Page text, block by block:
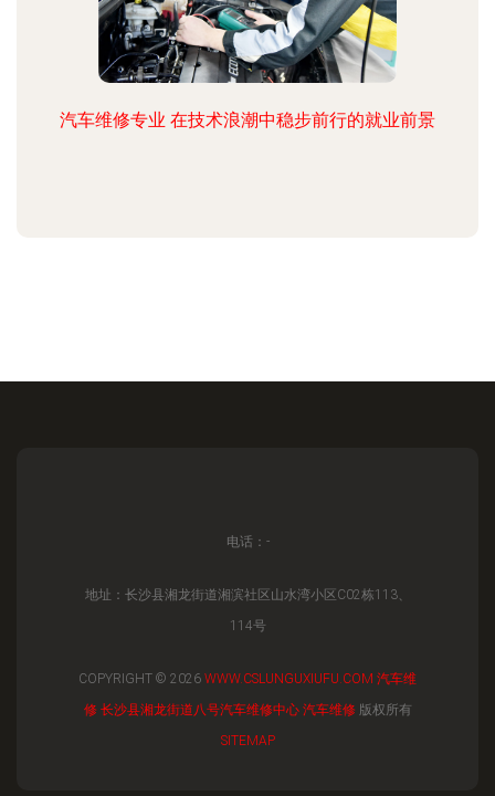
汽车维修专业 在技术浪潮中稳步前行的就业前景
电话：-
地址：长沙县湘龙街道湘滨社区山水湾小区C02栋113、
114号
COPYRIGHT © 2026 WWW.CSLUNGUXIUFU.COM 汽车维
修 长沙县湘龙街道八号汽车维修中心 汽车维修版权所有
SITEMAP